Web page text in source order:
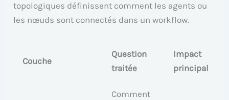
topologiques définissent comment les agents ou
les nœuds sont connectés dans un workflow.
Couche
Question
traitée
Impact
principal
Comment